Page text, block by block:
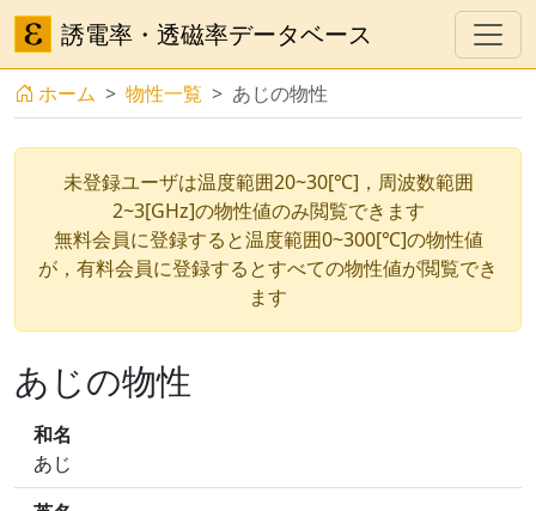
誘電率・透磁率データベース
ホーム 物性一覧 あじの物性
未登録ユーザは温度範囲20~30[℃]，周波数範囲
2~3[GHz]の物性値のみ閲覧できます
無料会員に登録すると温度範囲0~300[℃]の物性値
が，有料会員に登録するとすべての物性値が閲覧でき
ます
あじの物性
和名
あじ